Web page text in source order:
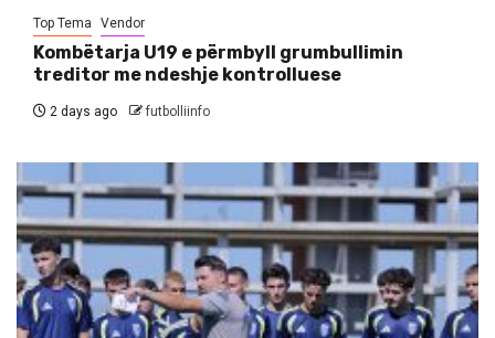
Top Tema Vendor
Kombëtarja U19 e përmbyll grumbullimin
treditor me ndeshje kontrolluese
2 days ago futbolliinfo